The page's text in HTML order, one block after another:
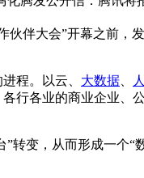
大会”开幕之前，
程。以云、 大数据
行各业的商业企业
变，从而形成一个“